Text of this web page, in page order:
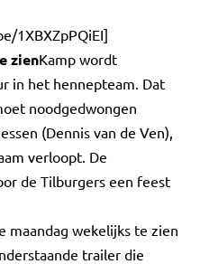
1XBXZpPQiEI]
zienKamp wordt
in het hennepteam. Dat
noodgedwongen
(Dennis van de Ven),
verloopt. De
de Tilburgers een feest
maandag wekelijks te zien
trailer die